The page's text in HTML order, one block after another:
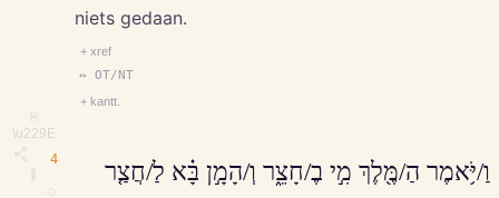
⎘
\u229E
niets gedaan.
+ xref
↔ OT/NT
+ kantt.
4
וַ/יֹּ֥אמֶר הַ/מֶּ֖לֶךְ מִ֣י בֶ/חָצֵ֑ר וְ/הָמָ֣ן בָּ֗א לַ/חֲצַ֤ר